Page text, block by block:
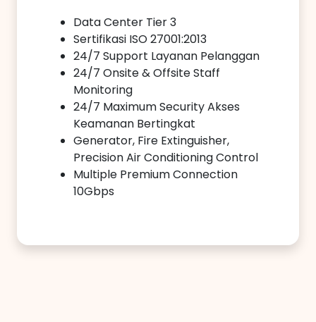
Data Center Tier 3
Sertifikasi ISO 27001:2013
24/7 Support Layanan Pelanggan
24/7 Onsite & Offsite Staff
Monitoring
24/7 Maximum Security Akses
Keamanan Bertingkat
Generator, Fire Extinguisher,
Precision Air Conditioning Control
Multiple Premium Connection
10Gbps